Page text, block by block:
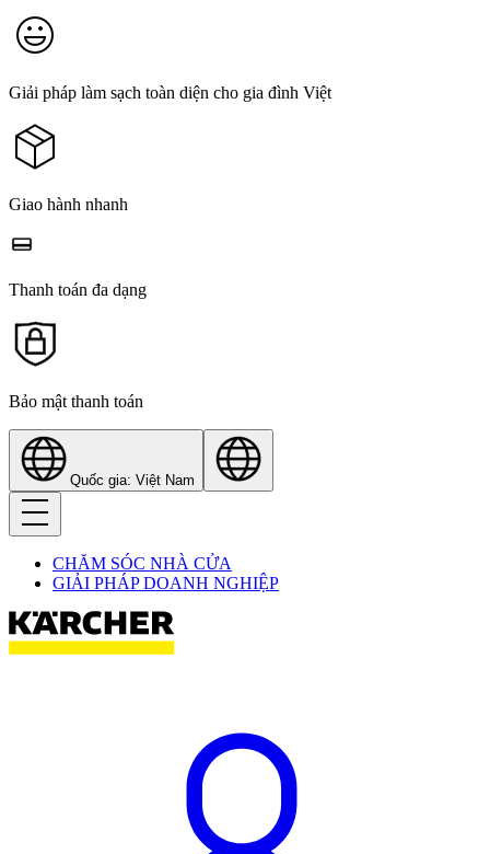
Giải pháp làm sạch toàn diện cho gia đình Việt
Giao hành nhanh
Thanh toán đa dạng
Bảo mật thanh toán
Quốc gia: Việt Nam
CHĂM SÓC NHÀ CỬA
GIẢI PHÁP DOANH NGHIỆP